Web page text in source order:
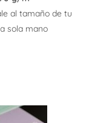
al tamaño de tu
sola mano